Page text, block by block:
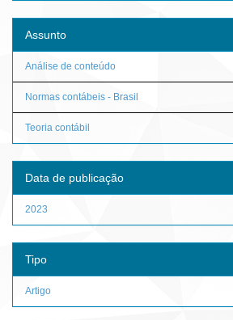
Assunto
Análise de conteúdo
Normas contábeis - Brasil
Teoria contábil
Data de publicação
2023
Tipo
Artigo